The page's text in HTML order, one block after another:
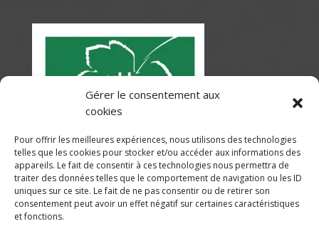
Gérer le consentement aux
cookies
Pour offrir les meilleures expériences, nous utilisons des technologies
telles que les cookies pour stocker et/ou accéder aux informations des
appareils. Le fait de consentir à ces technologies nous permettra de
traiter des données telles que le comportement de navigation ou les ID
uniques sur ce site. Le fait de ne pas consentir ou de retirer son
consentement peut avoir un effet négatif sur certaines caractéristiques
et fonctions.